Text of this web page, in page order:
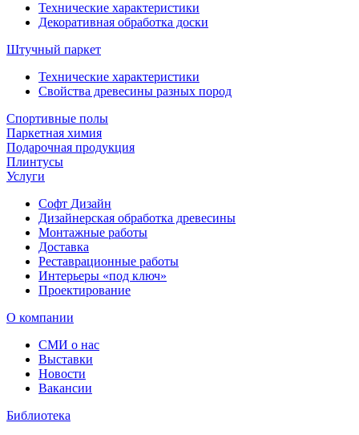
Технические характеристики
Декоративная обработка доски
Штучный паркет
Технические характеристики
Свойства древесины разных пород
Спортивные полы
Паркетная химия
Подарочная продукция
Плинтусы
Услуги
Софт Дизайн
Дизайнерская обработка древесины
Монтажные работы
Доставка
Реставрационные работы
Интерьеры «под ключ»
Проектирование
О компании
СМИ о нас
Выставки
Новости
Вакансии
Библиотека